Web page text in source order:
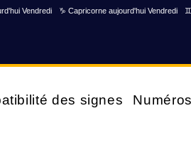
Vendredi ♑ Capricorne aujourd'hui Vendredi
des signes